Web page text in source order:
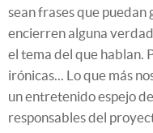
sean frases que
encierren alguna
el tema del que hablan.
irónicas... Lo que más
un entretenido espejo
responsables del